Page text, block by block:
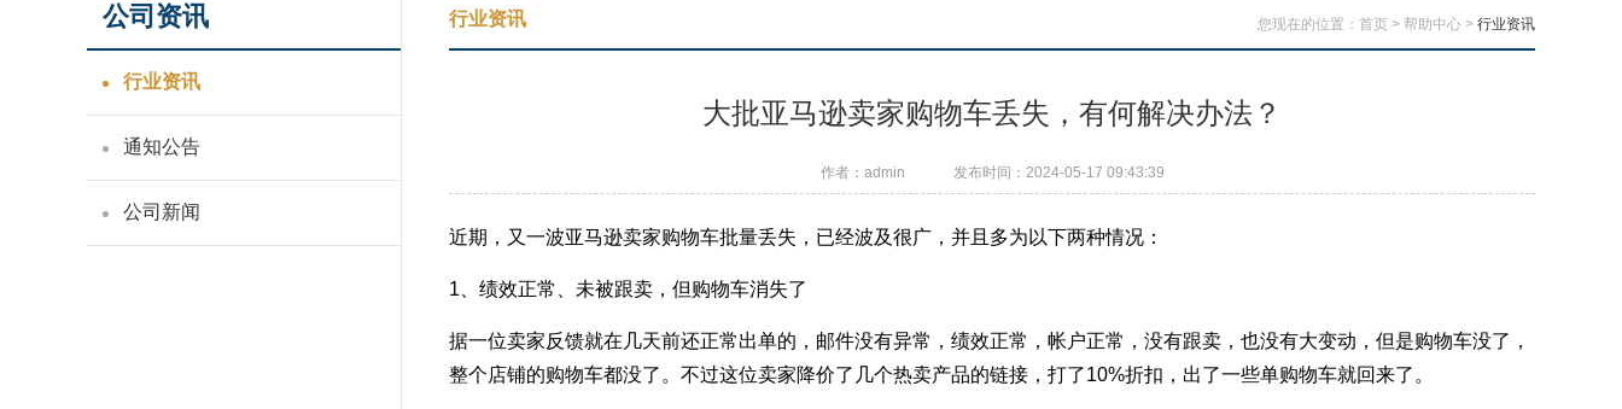
公司资讯
行业资讯
通知公告
公司新闻
行业资讯 您现在的位置： 首页 > 帮助中心 > 行业资讯
大批亚马逊卖家购物车丢失，有何解决办法？
作者：admin 发布时间：2024-05-17 09:43:39
近期，又一波亚马逊卖家购物车批量丢失，已经波及很广，并且多为以下两种情况：
1、绩效正常、未被跟卖，但购物车消失了
据一位卖家反馈就在几天前还正常出单的，邮件没有异常，绩效正常，帐户正常，没有跟卖，也没有大变动，但是购物车没了，
整个店铺的购物车都没了。不过这位卖家降价了几个热卖产品的链接，打了10%折扣，出了一些单购物车就回来了。